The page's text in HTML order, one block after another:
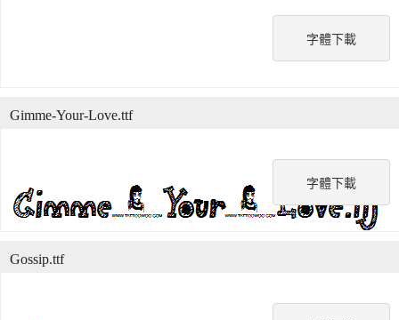
字體下載
字體下載
Gimme-Your-Love.ttf
Gossip.ttf